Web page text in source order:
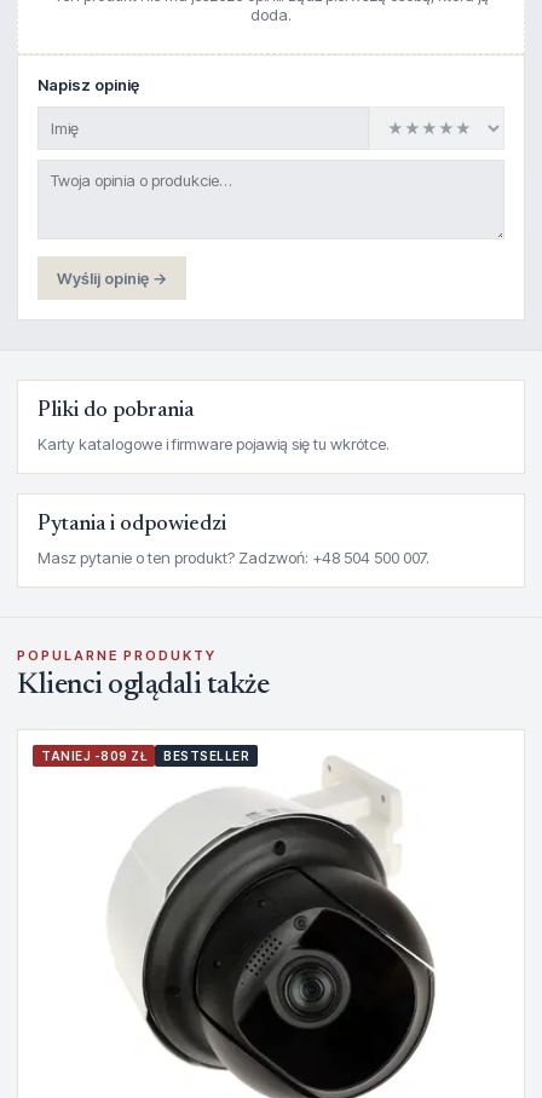
doda.
Napisz opinię
Wyślij opinię →
Pliki do pobrania
Karty katalogowe i firmware pojawią się tu wkrótce.
Pytania i odpowiedzi
Masz pytanie o ten produkt? Zadzwoń: +48 504 500 007.
POPULARNE PRODUKTY
Klienci oglądali także
TANIEJ -809 ZŁ BESTSELLER